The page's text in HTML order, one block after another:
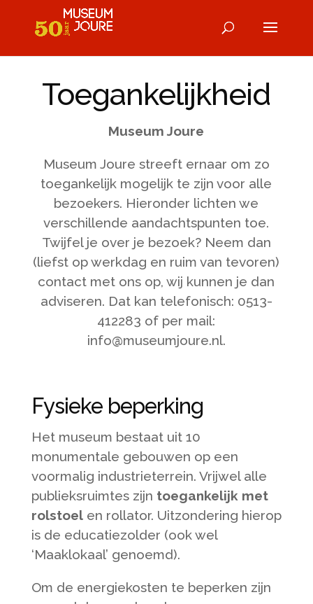
Toegankelijkheid
Museum Joure
Museum Joure streeft ernaar om zo
toegankelijk mogelijk te zijn voor alle
bezoekers. Hieronder lichten we
verschillende aandachtspunten toe.
Twijfel je over je bezoek? Neem dan
(liefst op werkdag en ruim van tevoren)
contact met ons op, wij kunnen je dan
adviseren. Dat kan telefonisch: 0513-
412283 of per mail:
info@museumjoure.nl.
Fysieke beperking
Het museum bestaat uit 10
monumentale gebouwen op een
voormalig industrieterrein. Vrijwel alle
publieksruimtes zijn toegankelijk met
rolstoelen rollator. Uitzondering hierop
is de educatiezolder (ook wel
‘Maaklokaal’ genoemd).
Om de energiekosten te beperken zijn